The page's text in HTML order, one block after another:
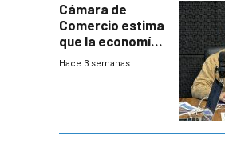
Cámara de
Comercio estima
que la economía
crecerá 1,6%
Hace 3 semanas